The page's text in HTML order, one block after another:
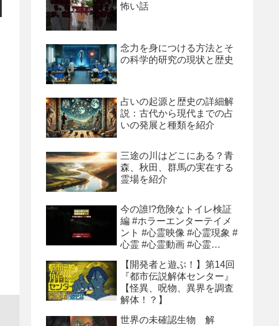
怖い話
念力を身につける方法とそ
の科学的研究の現状と歴史
占いの起源と歴史の詳細解
説：古代から現代までの占
いの発展と種類を紹介
三途の川はどこにある？青
森、秋田、群馬の実在する
霊場を紹介
今の誰!?危険なトイレ検証
編 #ホラーエンターテイメ
ント #心霊映像 #心霊現象 #
心霊 #心霊動画 #心霊
【開発者と遊ぶ！】第14回
『都市伝説解体センター』
【怪異、呪物、異界を調査
解体！？】
世界の未確認生物 解